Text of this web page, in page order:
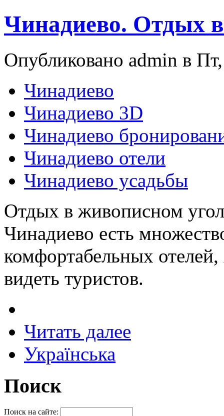
Чинадиево. Отдых
Опубликовано admin в
Чинадиево
Чинадиево 3D
Чинадиево
Чинадиево отели
Чинадиево усадьбы
Отдых в живописном
Чинадиево есть
комфортабельных отелей,
видеть туристов.
Читать далее
Українська
Поиск
Поиск на сайте: